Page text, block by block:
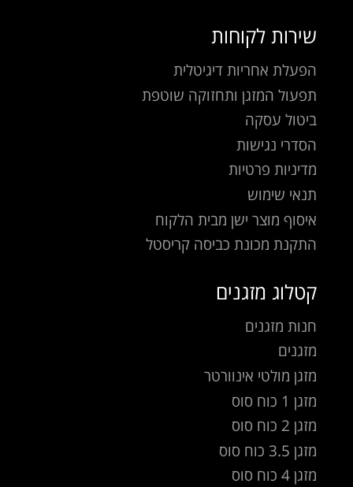
שירות לקוחות
הפעלת אחריות דיגיטלית
תפעול המזגן ותחזוקה שוטפת
ביטול עסקה
הסדרי נגישות
מדיניות פרטיות
תנאי שימוש
איסוף מוצר ישן מבית הלקוח
התקנת מכונת כביסה קריסטל
קטלוג מזגנים
חנות מזגנים
מזגנים
מזגן מולטי אינוורטר
מזגן 1 כוח סוס
מזגן 2 כוח סוס
מזגן 3.5 כוח סוס
מזגן 4 כוח סוס